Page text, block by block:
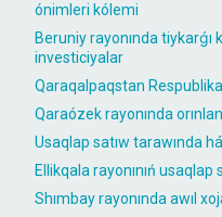
ónimleri kólemi
Beruniy rayonında
investiciyalar
Qaraqalpaqstan
Qaraózek rayonında
Usaqlap satıw tarawında
Ellikqala rayonınıń usaqlap
Shımbay rayonında awıl